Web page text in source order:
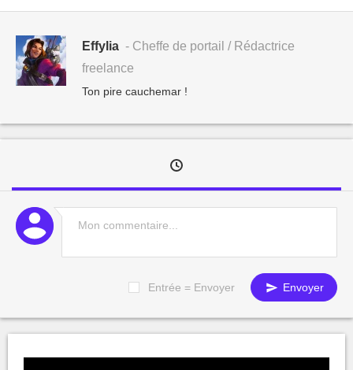
Effylia - Cheffe de portail / Rédactrice
freelance
Ton pire cauchemar !
Entrée = Envoyer Envoyer